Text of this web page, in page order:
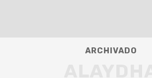
ARCHIVADO